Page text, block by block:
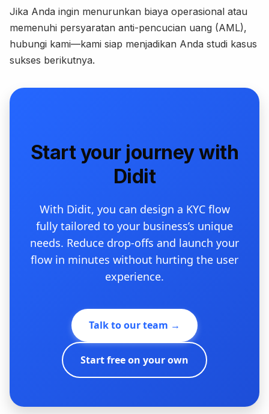
Jika Anda ingin menurunkan biaya operasional atau
memenuhi persyaratan anti-pencucian uang (AML),
hubungi kami—kami siap menjadikan Anda studi kasus
sukses berikutnya.
Start your journey with
Didit
With Didit, you can design a KYC flow
fully tailored to your business’s unique
needs. Reduce drop-offs and launch your
flow in minutes without hurting the user
experience.
Talk to our team →
Start free on your own